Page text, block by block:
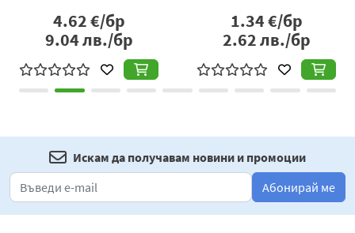
като едногодишно. Предпочита слънчево изложение с
пропусклива почва, богата на хранителни вещества.
В умерените географски ширини манголдът е в
разцвета си през летните месеци от юни до септември,
това пресният манголд, който е предимно вносен, се
предлага в търговската мрежа от март до октомври.
4.62€/бр
9.04лв./бр
1.34€/бр
2.62лв./бр
Искам да получавам новини и промоции
Абонирай ме